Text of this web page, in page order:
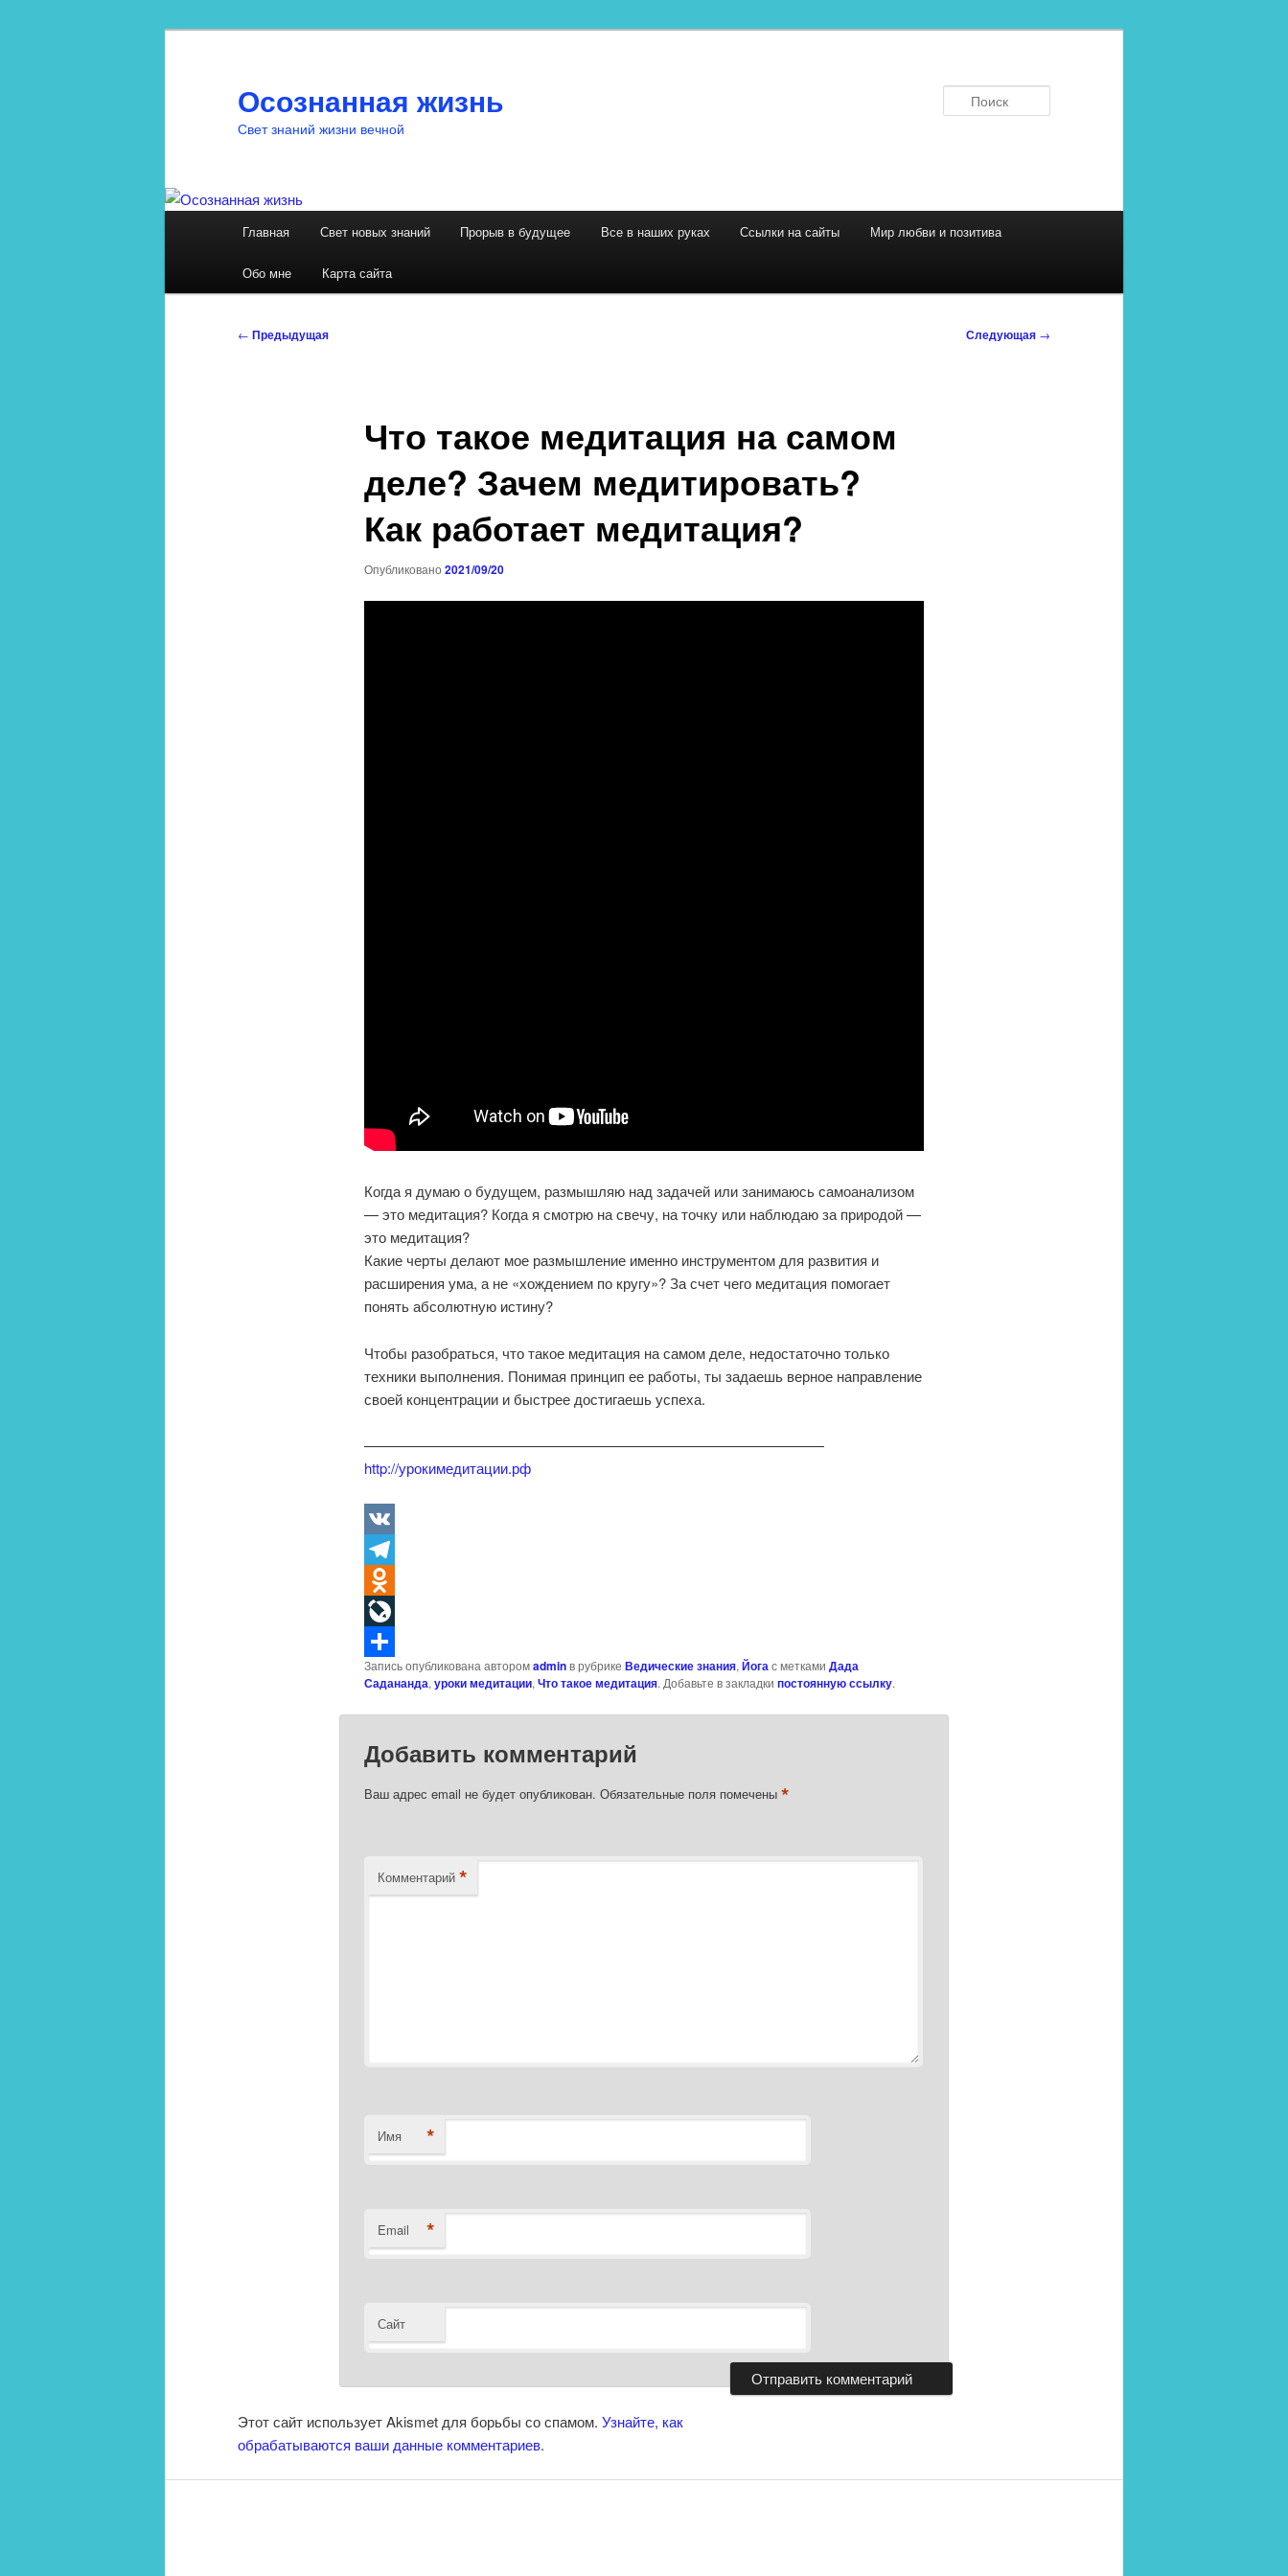
Осознанная жизнь
Свет знаний жизни вечной
Главная Свет новых знаний Прорыв в будущее Все в наших руках Ссылки на сайты Мир любви и позитива
Обо мне Карта сайта
Навигация
← Предыдущая Следующая →
Что такое медитация на самом
деле? Зачем медитировать?
Как работает медитация?
Опубликовано 2021/09/20
Когда я думаю о будущем, размышляю над задачей или занимаюсь самоанализом
— это медитация? Когда я смотрю на свечу, на точку или наблюдаю за природой —
это медитация?
Какие черты делают мое размышление именно инструментом для развития и
расширения ума, а не «хождением по кругу»? За счет чего медитация помогает
понять абсолютную истину?
Чтобы разобраться, что такое медитация на самом деле, недостаточно только
техники выполнения. Понимая принцип ее работы, ты задаешь верное направление
своей концентрации и быстрее достигаешь успеха.
————————————————————————————————
http://урокимедитации.рф
VK
Telegram
Odnoklassniki
LiveJournal
Отправить
Запись опубликована авторомadminв рубрике Ведические знания, Йога с метками Дада
Садананда, уроки медитации, Что такое медитация. Добавьте в закладки постоянную ссылку.
Добавить комментарий
Ваш адрес email не будет опубликован. Обязательные поля помечены *
Комментарий *
Имя *
Email *
Сайт
Этот сайт использует Akismet для борьбы со спамом. Узнайте, как
обрабатываются ваши данные комментариев.